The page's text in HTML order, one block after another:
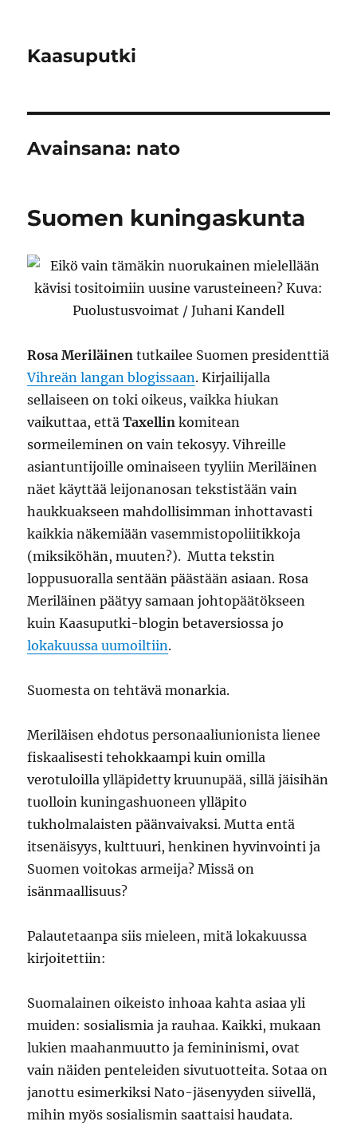
Kaasuputki
Avainsana: nato
Suomen kuningaskunta
Rosa Meriläinen tutkailee Suomen presidenttiä
Vihreän langan blogissaan. Kirjailijalla
sellaiseen on toki oikeus, vaikka hiukan
vaikuttaa, ettäTaxellin komitean
sormeileminen on vain tekosyy. Vihreille
asiantuntijoille ominaiseen tyyliin Meriläinen
näet käyttää leijonanosan tekstistään vain
haukkuakseen mahdollisimman inhottavasti
kaikkia näkemiään vasemmistopoliitikkoja
(miksiköhän, muuten?). Mutta tekstin
loppusuoralla sentään päästään asiaan. Rosa
Meriläinen päätyy samaan johtopäätökseen
kuin Kaasuputki-blogin betaversiossa jo
lokakuussa uumoiltiin.
Suomesta on tehtävä monarkia.
Meriläisen ehdotus personaaliunionista lienee
fiskaalisesti tehokkaampi kuin omilla
verotuloilla ylläpidetty kruunupää, sillä jäisihän
tuolloin kuningashuoneen ylläpito
tukholmalaisten päänvaivaksi. Mutta entä
itsenäisyys, kulttuuri, henkinen hyvinvointi ja
Suomen voitokas armeija? Missä on
isänmaallisuus?
Palautetaanpa siis mieleen, mitä lokakuussa
kirjoitettiin:
Suomalainen oikeisto inhoaa kahta asiaa yli
muiden: sosialismia ja rauhaa. Kaikki, mukaan
lukien maahanmuutto ja femininismi, ovat
vain näiden penteleiden sivutuotteita. Sotaa on
janottu esimerkiksi Nato-jäsenyyden siivellä,
mihin myös sosialismin saattaisi haudata.